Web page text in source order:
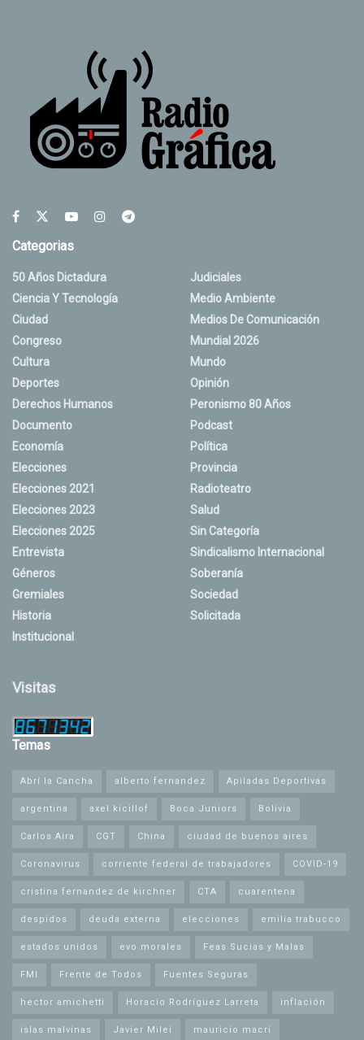
Categorias
50 Años Dictadura
Ciencia Y Tecnología
Ciudad
Congreso
Cultura
Deportes
Derechos Humanos
Documento
Economía
Elecciones
Elecciones 2021
Elecciones 2023
Elecciones 2025
Entrevista
Géneros
Gremiales
Historia
Institucional
Judiciales
Medio Ambiente
Medios De Comunicación
Mundial 2026
Mundo
Opinión
Peronismo 80 Años
Podcast
Política
Provincia
Radioteatro
Salud
Sin Categoría
Sindicalismo Internacional
Soberanía
Sociedad
Solicitada
Visitas
Temas
Abrí la Cancha alberto fernandez Apiladas Deportivas
argentina axel kicillof Boca Juniors Bolivia
Carlos Aira CGT China ciudad de buenos aires
Coronavirus corriente federal de trabajadores COVID-19
cristina fernandez de kirchner CTA cuarentena
despidos deuda externa elecciones emilia trabucco
estados unidos evo morales Feas Sucias y Malas
FMI Frente de Todos Fuentes Seguras
hector amichetti Horacio Rodríguez Larreta inflación
islas malvinas Javier Milei mauricio macri